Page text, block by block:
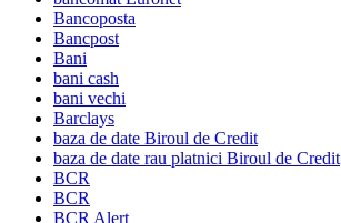
Bancoposta
Bancpost
Bani
bani cash
bani vechi
Barclays
baza de date Biroul de Credit
baza de date rau platnici Biroul de Credit
BCR
BCR
BCR Alert